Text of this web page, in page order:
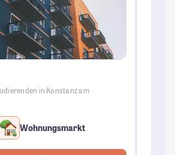
in Konstanz am
Wohnungsmarkt